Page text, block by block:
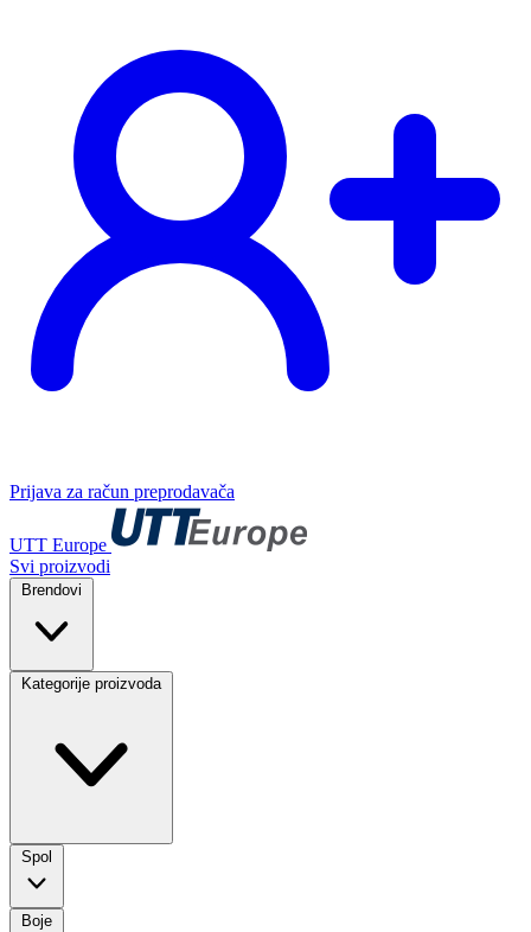
Prijava za račun preprodavača
UTT Europe
Svi proizvodi
Brendovi
Kategorije proizvoda
Spol
Boje